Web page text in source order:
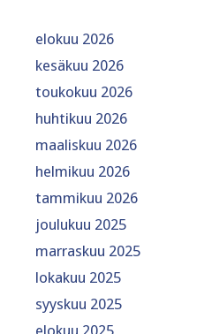
elokuu 2026
kesäkuu 2026
toukokuu 2026
huhtikuu 2026
maaliskuu 2026
helmikuu 2026
tammikuu 2026
joulukuu 2025
marraskuu 2025
lokakuu 2025
syyskuu 2025
elokuu 2025